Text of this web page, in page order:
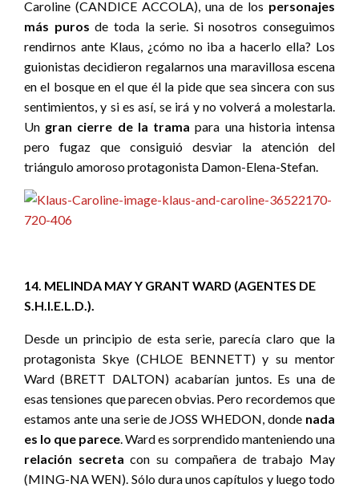
Caroline (CANDICE ACCOLA), una de los personajes
más puros de toda la serie. Si nosotros conseguimos
rendirnos ante Klaus, ¿cómo no iba a hacerlo ella? Los
guionistas decidieron regalarnos una maravillosa escena
en el bosque en el que él la pide que sea sincera con sus
sentimientos, y si es así, se irá y no volverá a molestarla.
Un gran cierre de la trama para una historia intensa
pero fugaz que consiguió desviar la atención del
triángulo amoroso protagonista Damon-Elena-Stefan.
14. MELINDA MAY Y GRANT WARD (AGENTES DE
S.H.I.E.L.D.).
Desde un principio de esta serie, parecía claro que la
protagonista Skye (CHLOE BENNETT) y su mentor
Ward (BRETT DALTON) acabarían juntos. Es una de
esas tensiones que parecen obvias. Pero recordemos que
estamos ante una serie de JOSS WHEDON, donde nada
es lo que parece. Ward es sorprendido manteniendo una
relación secreta con su compañera de trabajo May
(MING-NA WEN). Sólo dura unos capítulos y luego todo